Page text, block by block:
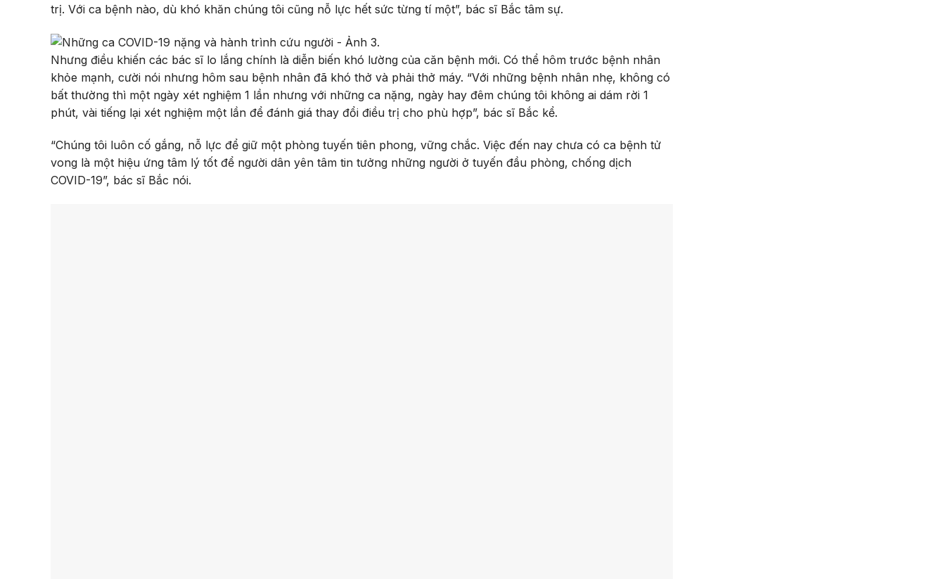
trị. Với ca bệnh nào, dù khó khăn chúng tôi cũng nỗ lực hết sức từng tí một”, bác sĩ Bắc tâm sự.
Nhưng điều khiến các bác sĩ lo lắng chính là diễn biến khó lường của căn bệnh mới. Có thể hôm trước bệnh nhân
khỏe mạnh, cười nói nhưng hôm sau bệnh nhân đã khó thở và phải thở máy. “Với những bệnh nhân nhẹ, không có
bất thường thì một ngày xét nghiệm 1 lần nhưng với những ca nặng, ngày hay đêm chúng tôi không ai dám rời 1
phút, vài tiếng lại xét nghiệm một lần để đánh giá thay đổi điều trị cho phù hợp”, bác sĩ Bắc kể.
“Chúng tôi luôn cố gắng, nỗ lực để giữ một phòng tuyến tiên phong, vững chắc. Việc đến nay chưa có ca bệnh tử
vong là một hiệu ứng tâm lý tốt để người dân yên tâm tin tưởng những người ở tuyến đầu phòng, chống dịch
COVID-19”, bác sĩ Bắc nói.